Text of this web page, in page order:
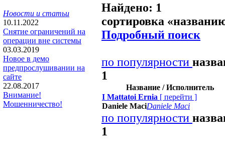
Новости и статьи
10.11.2022
Снятие ограничений на
операции вне системы
03.03.2019
Новое в демо
предпрослушивании на
сайте
22.08.2017
Внимание!
Мошенничество!
Найдено: 1
сортировка «
Подробный поиск
по популярности
1
Название / Исполнитель
I Mattatoi Ernia [ перейти ]
Daniele MaciDaniele Maci
по популярности
1